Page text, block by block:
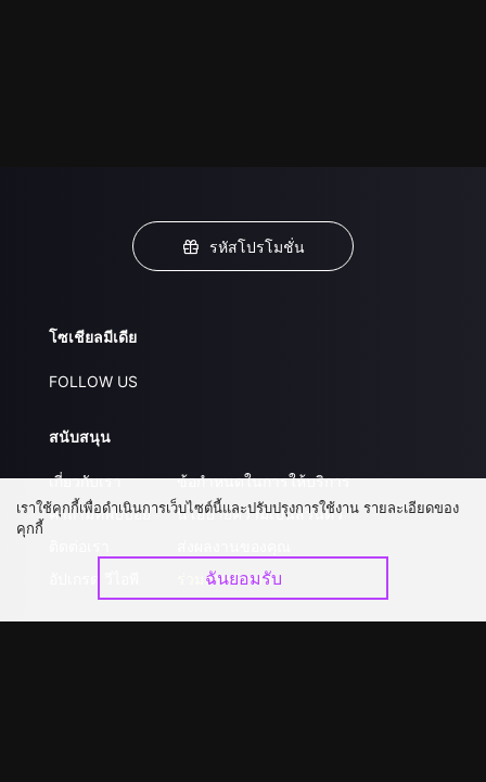
รหัสโปรโมชั่น
โซเชียลมีเดีย
FOLLOW US
สนับสนุน
เกี่ยวกับเรา
คำถามที่พบบ่อย
ข้อกำหนดในการให้บริการ
นโยบายความเป็นส่วนตัว
ร่วมงานกับเรา
เราใช้คุกกี้เพื่อดำเนินการเว็บไซต์นี้และปรับปรุงการใช้งาน รายละเอียดของ
คุกกี้
ฉันยอมรับ